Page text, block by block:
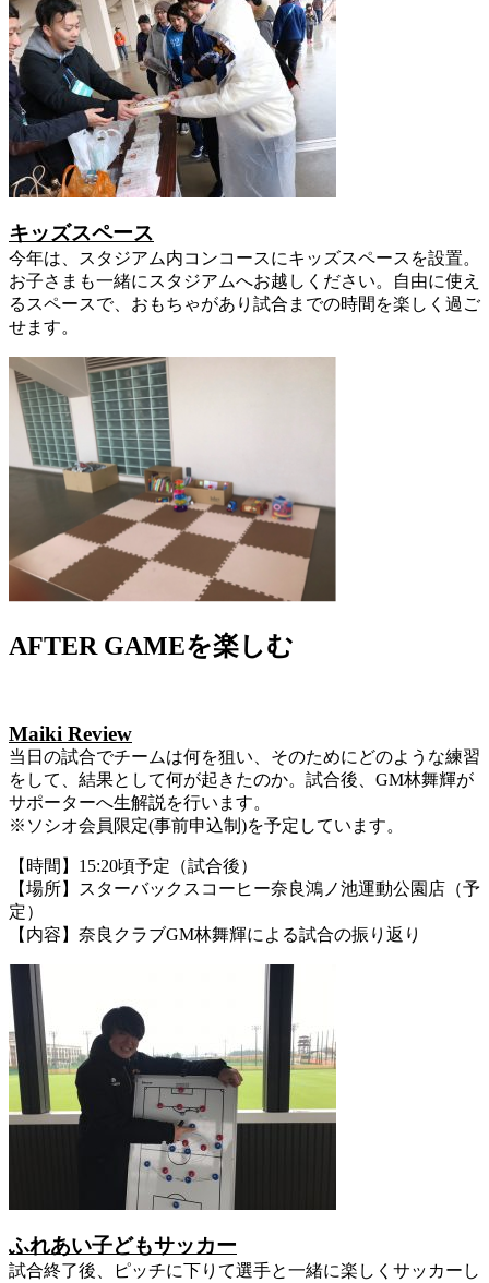
キッズスペース
今年は、スタジアム内コンコースにキッズスペースを設置。
お子さまも一緒にスタジアムへお越しください。自由に使え
るスペースで、おもちゃがあり試合までの時間を楽しく過ご
せます。
AFTER GAMEを楽しむ
Maiki Review
当日の試合でチームは何を狙い、そのためにどのような練習
をして、結果として何が起きたのか。試合後、GM林舞輝が
サポーターへ生解説を行います。
※ソシオ会員限定(事前申込制)を予定しています。
【時間】15:20頃予定（試合後）
【場所】スターバックスコーヒー奈良鴻ノ池運動公園店（予
定）
【内容】奈良クラブGM林舞輝による試合の振り返り
ふれあい子どもサッカー
試合終了後、ピッチに下りて選手と一緒に楽しくサッカーし